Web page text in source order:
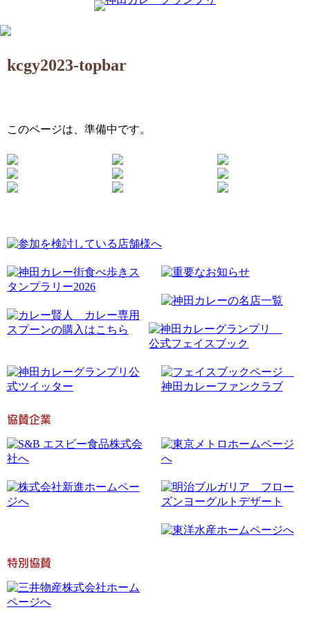
kcgy2023-topbar
このページは、準備中です。
協賛企業
特別協賛